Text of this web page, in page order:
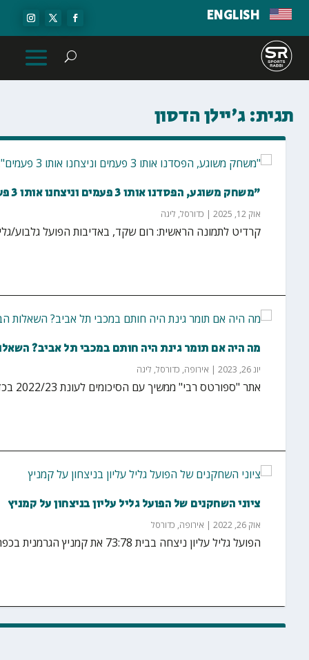
ENGLISH
תגית:ג'יילן הדסון
"משחק משוגע, הפסדנו אותו 3 פעמים וניצחנו אותו 3 פעמים": חוזרים לדרבי הצפוני האייקוני
אוק 12, 2025 | כדורסל, ליגה
קרדיט לתמונה הראשית: רום שקד, באדיבות הפועל גלבוע/גליל עונת 2025/26 בליגת העל נפתחת
מה היה אם תומר גינת היה חותם במכבי תל אביב?
יונ 26, 2023 | אירופה, כדורסל, ליגה
אתר "ספורטס רבי" ממשיך עם הסיכומים לעונת 2022/23 בכדורסל הישראלי, והפעם בחרנו לעסוק...
ציוני השחקנים של הפועל גליל עליון בניצחון על קמניץ
אוק 26, 2022 | אירופה, כדורסל
הפועל גליל עליון ניצחה בבית 73:78 את קמניץ הגרמנית בכפר בלום במשחק במסגרת המחזור השלישי ביורופקאפ...